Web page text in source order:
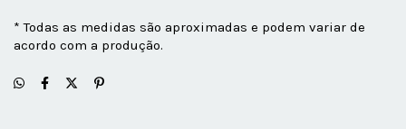
* Todas as medidas são aproximadas e podem variar de
acordo com a produção.